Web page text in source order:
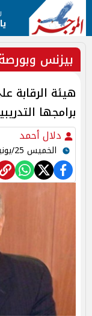
بيزنس
هيئة الرقابة
برامجها
دلال أحمد
الخميس 25/يونيو/2020 - 12:19 م